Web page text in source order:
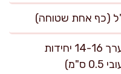
תותים טריים – 350 גרם (בערך 14-16 יחידות